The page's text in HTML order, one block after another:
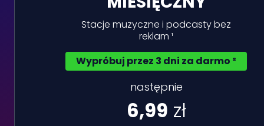
Stacje muzyczne i podcasty bez
reklam ¹
Wypróbuj przez 3 dni za darmo ²
następnie
6,99 zł